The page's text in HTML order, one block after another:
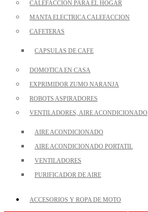
CALEFACCION PARA EL HOGAR
MANTA ELECTRICA CALEFACCION
CAFETERAS
CAPSULAS DE CAFE
DOMOTICA EN CASA
EXPRIMIDOR ZUMO NARANJA
ROBOTS ASPIRADORES
VENTILADORES, AIRE ACONDICIONADO
AIRE ACONDICIONADO
AIRE ACONDICIONADO PORTATIL
VENTILADORES
PURIFICADOR DE AIRE
ACCESORIOS Y ROPA DE MOTO